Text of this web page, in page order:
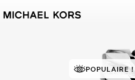
POPULAIRE !